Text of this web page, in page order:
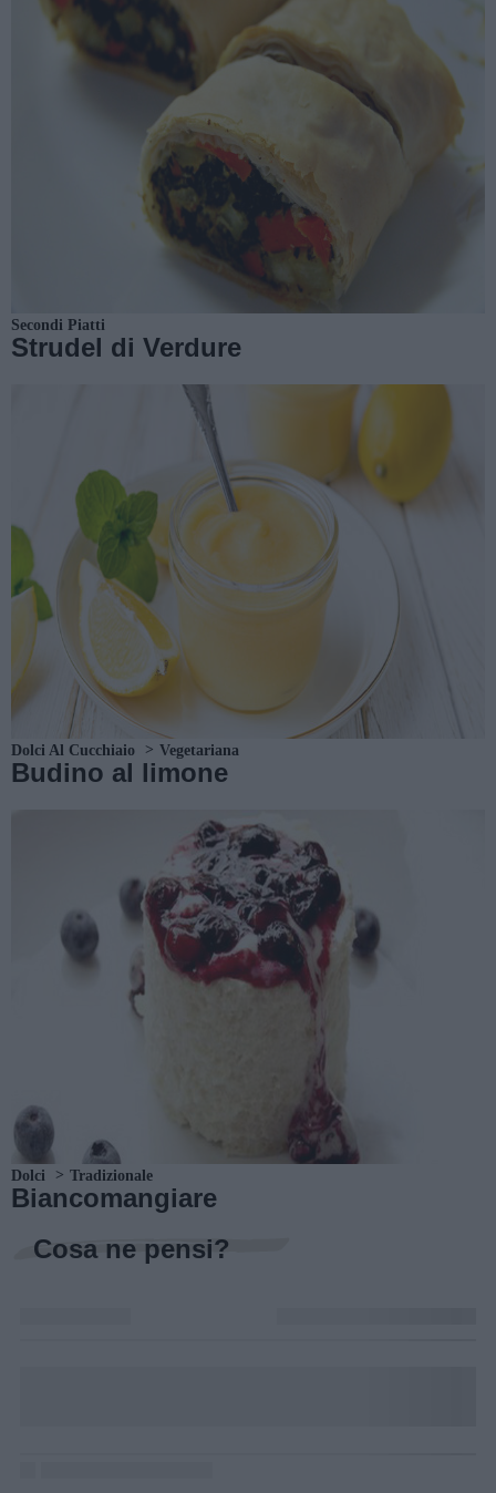
Secondi Piatti
Strudel di Verdure
Dolci Al Cucchiaio Vegetariana
Budino al limone
Dolci Tradizionale
Biancomangiare
Cosa ne pensi?